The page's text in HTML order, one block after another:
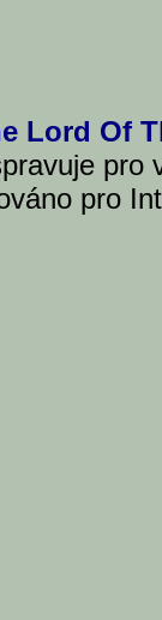
Lord Of
pro
pro